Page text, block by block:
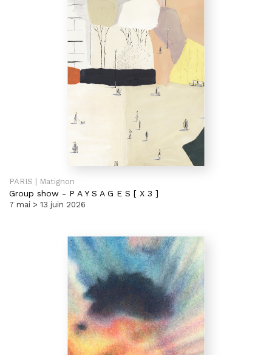
PARIS | Matignon
Group show - P A Y S A G E S [ X 3 ]
7 mai > 13 juin 2026